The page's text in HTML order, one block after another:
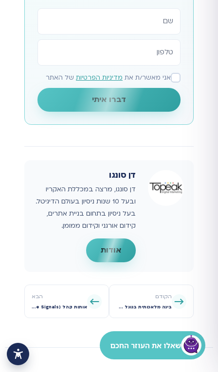
אתר
אני מאשר/ת את מדיניות הפרטיות של האתר
דברו איתי
דן סונגו
דן סונגו, מרצה במכללת האקריו
ובעל 10 שנות ניסיון בעולם הדיגיטל.
בעל ניסיון בתחום בניית אתרים,
קידום אורגני וקידום ממומן.
אודות
הקודם
בינה מלאכותית בגוגל אדס: איך להפסיק להילחם באלגוריתם ולהתחיל לנצח איתו
הבא
אותות קהל (Audience Signals) ב-P-Max: המדריך להזנת המכונה במידע הנכון
שאלו את העוזר החכם